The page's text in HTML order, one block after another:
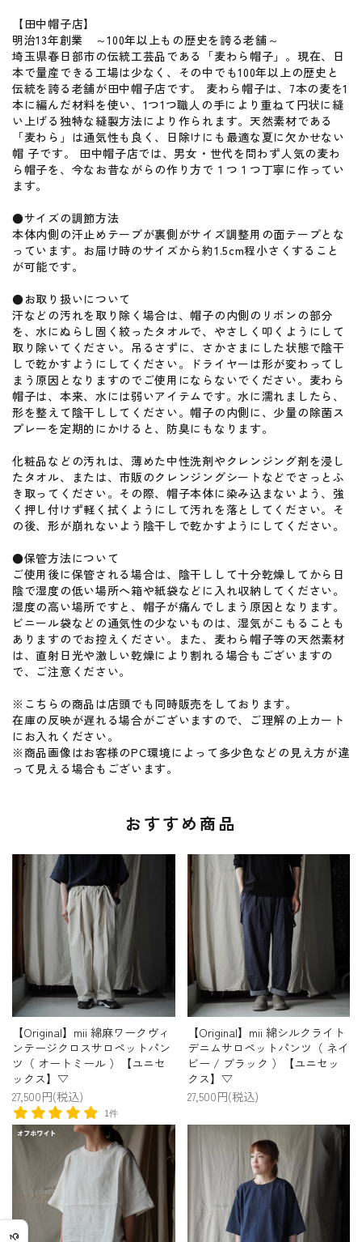
【田中帽子店】
明治13年創業 ～100年以上もの歴史を誇る老舗～
埼玉県春日部市の伝統工芸品である「麦わら帽子」。現在、日
本で量産できる工場は少なく、その中でも100年以上の歴史と
伝統を誇る老舗が田中帽子店です。 麦わら帽子は、7本の麦を1
本に編んだ材料を使い、1つ1つ職人の手により重ねて円状に縫
い上げる独特な縫製方法により作られます。天然素材である
「麦わら」は通気性も良く、日除けにも最適な夏に欠かせない
帽 子です。 田中帽子店では、男女・世代を問わず人気の麦わ
ら帽子を、今なお昔ながらの作り方で１つ１つ丁寧に作ってい
ます。
●サイズの調節方法
本体内側の汗止めテープが裏側がサイズ調整用の面テープとな
っています。お届け時のサイズから約1.5cm程小さくすること
が可能です。
●お取り扱いについて
汗などの汚れを取り除く場合は、帽子の内側のリボンの部分
を、水にぬらし固く絞ったタオルで、やさしく叩くようにして
取り除いてください。吊るさずに、さかさまにした状態で陰干
しで乾かすようにしてください。ドライヤーは形が変わってし
まう原因となりますのでご使用にならないでください。麦わら
帽子は、本来、水には弱いアイテムです。水に濡れましたら、
形を整えて陰干ししてください。帽子の内側に、少量の除菌ス
プレーを定期的にかけると、防臭にもなります。
化粧品などの汚れは、薄めた中性洗剤やクレンジング剤を浸し
たタオル、または、市販のクレンジングシートなどでさっとふ
き取ってください。その際、帽子本体に染み込まないよう、強
く押し付けず軽く拭くようにして汚れを落としてください。そ
の後、形が崩れないよう陰干しで乾かすようにしてください。
●保管方法について
ご使用後に保管される場合は、陰干しして十分乾燥してから日
陰で湿度の低い場所へ箱や紙袋などに入れ収納してください。
湿度の高い場所ですと、帽子が痛んでしまう原因となります。
ビニール袋などの通気性の少ないものは、湿気がこもることも
ありますのでお控えください。また、麦わら帽子等の天然素材
は、直射日光や激しい乾燥により割れる場合もございますの
で、ご注意ください。
※こちらの商品は店頭でも同時販売をしております。
在庫の反映が遅れる場合がございますので、ご理解の上カート
にお入れください。
※商品画像はお客様のPC環境によって多少色などの見え方が違
って見える場合もございます。
おすすめ商品
【Original】mii 綿麻ワークヴィ
ンテージクロスサロペットパン
ツ（ オートミール ）【ユニセ
ックス】▽
27,500円(税込)
1件
【Original】mii 綿シルクライト
デニムサロペットパンツ（ ネイ
ビー / ブラック ）【ユニセッ
クス】▽
27,500円(税込)